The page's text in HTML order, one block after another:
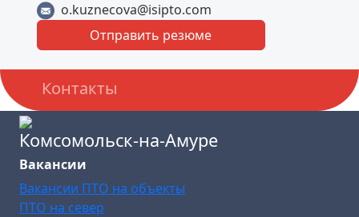
o.kuznecova@isipto.com
Отправить резюме
Контакты
Комсомольск-на-Амуре
Вакансии
Вакансии ПТО на объекты
ПТО на север